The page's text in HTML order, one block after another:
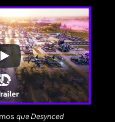
que Desynced